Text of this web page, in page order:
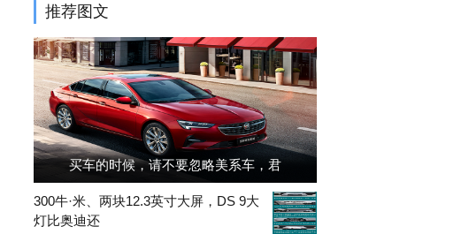
推荐图文
买车的时候，请不要忽略美系车，君
300牛·米、两块12.3英寸大屏，DS 9大
灯比奥迪还